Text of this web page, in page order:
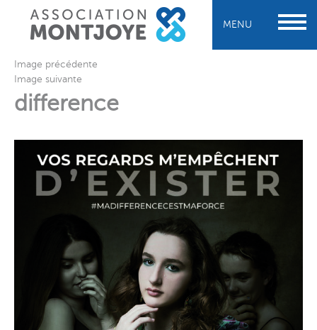
MENU
Image précédente
Image suivante
difference